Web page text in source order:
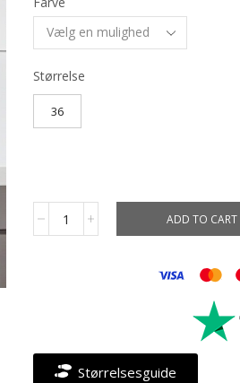
Størrelse
36
ADD TO CART
Størrelsesguide